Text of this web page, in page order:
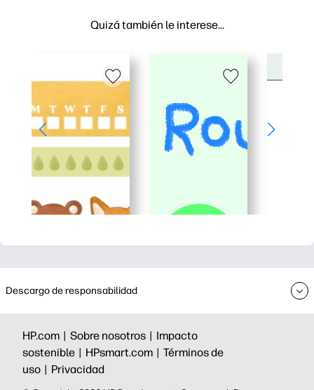
Quizá también le interese…
Descargo de responsabilidad
HP.com | Sobre nosotros | Impacto
sostenible | HPsmart.com | Términos de
uso | Privacidad